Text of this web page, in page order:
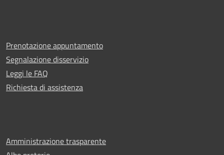
Prenotazione appuntamento
Segnalazione disservizio
Leggi le FAQ
Richiesta di assistenza
Amministrazione trasparente